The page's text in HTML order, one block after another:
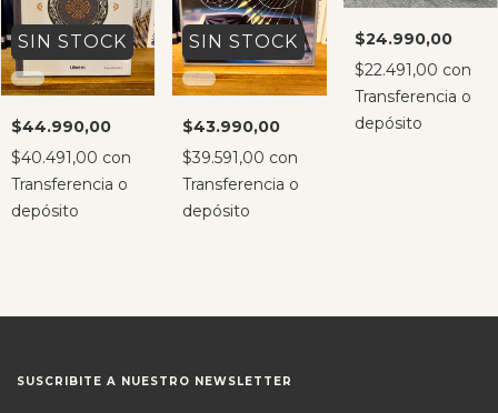
SIN STOCK
$44.990,00
$40.491,00 con
Transferencia o
depósito
SIN STOCK
$43.990,00
$39.591,00 con
Transferencia o
depósito
$24.990,00
$22.491,00 con
Transferencia o
depósito
SUSCRIBITE A NUESTRO NEWSLETTER